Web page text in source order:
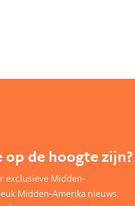
op de hoogte zijn?
exclusieve Midden-
Midden-Amerika nieuws.